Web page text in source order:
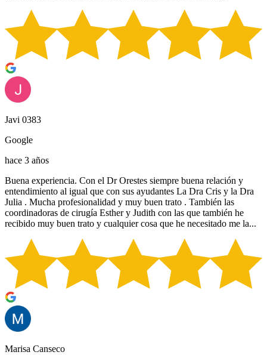
Javi 0383
Google
hace 3 años
Buena experiencia. Con el Dr Orestes siempre buena relación y
entendimiento al igual que con sus ayudantes La Dra Cris y la Dra
Julia . Mucha profesionalidad y muy buen trato . También las
coordinadoras de cirugía Esther y Judith con las que también he
recibido muy buen trato y cualquier cosa que he necesitado me la...
Marisa Canseco